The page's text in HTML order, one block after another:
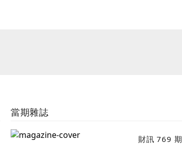
當期雜誌
財訊 769 期